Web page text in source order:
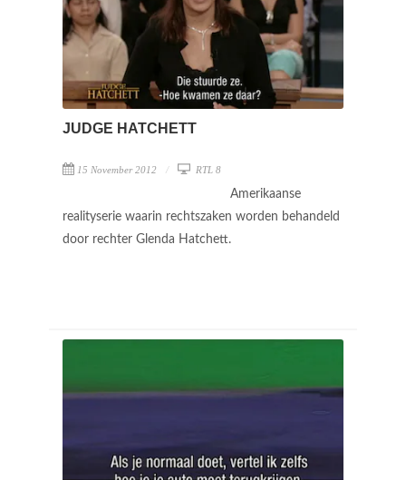
JUDGE HATCHETT
15 November 2012 RTL 8
Amerikaanse
realityserie waarin rechtszaken worden behandeld
door rechter Glenda Hatchett.